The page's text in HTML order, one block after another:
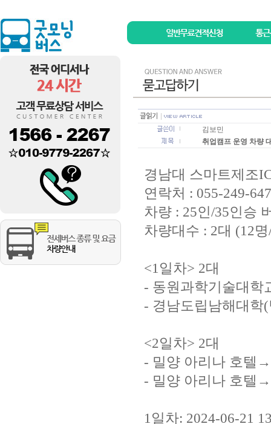
김보민
취업캠프 운영 차량
경남대 스마트제조
연락처 : 055-249-
차량 : 25인/35인승
차량대수 : 2대 (12
<1일차> 2대
- 동원과학기술대
- 경남도립남해대
<2일차> 2대
- 밀양 아리나 호텔
- 밀양 아리나 호텔
1일차: 2024-06-21